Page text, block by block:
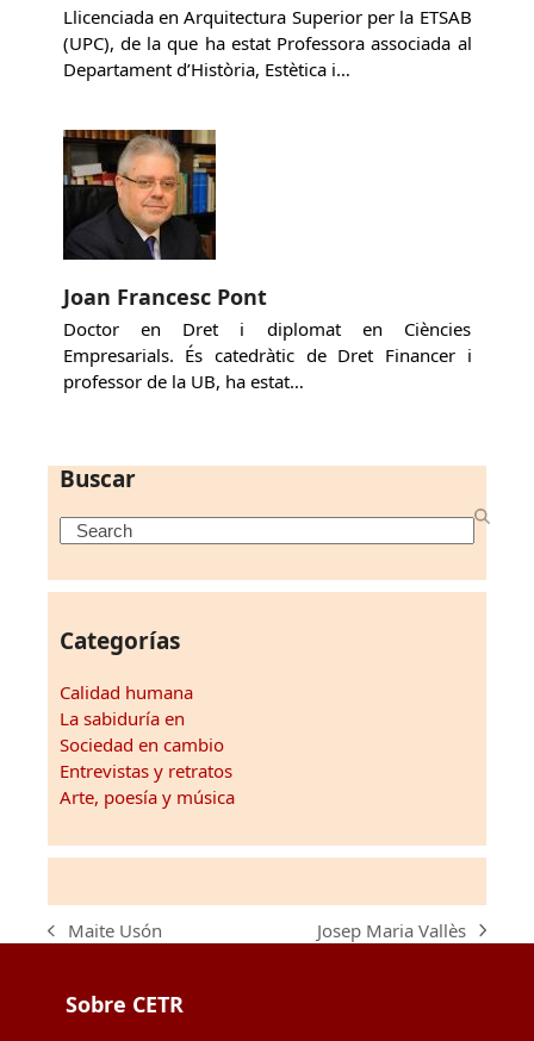
Llicenciada en Arquitectura Superior per la ETSAB
(UPC), de la que ha estat Professora associada al
Departament d’Història, Estètica i…
Joan Francesc Pont
Doctor en Dret i diplomat en Ciències
Empresarials. És catedràtic de Dret Financer i
professor de la UB, ha estat…
Buscar
Search
Categorías
Calidad humana
La sabiduría en
Sociedad en cambio
Entrevistas y retratos
Arte, poesía y música
previous
Maite Usón
next
Josep Maria Vallès
Sobre CETR